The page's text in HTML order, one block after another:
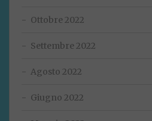
Ottobre 2022
Settembre 2022
Agosto 2022
Giugno 2022